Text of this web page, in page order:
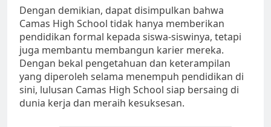
Dengan demikian, dapat disimpulkan bahwa
Camas High School tidak hanya memberikan
pendidikan formal kepada siswa-siswinya, tetapi
juga membantu membangun karier mereka.
Dengan bekal pengetahuan dan keterampilan
yang diperoleh selama menempuh pendidikan di
sini, lulusan Camas High School siap bersaing di
dunia kerja dan meraih kesuksesan.